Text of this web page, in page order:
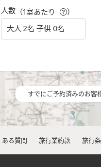
人数（1室あたり ）
すでにご予約済みのお客
ある質問 旅行業約款 旅行